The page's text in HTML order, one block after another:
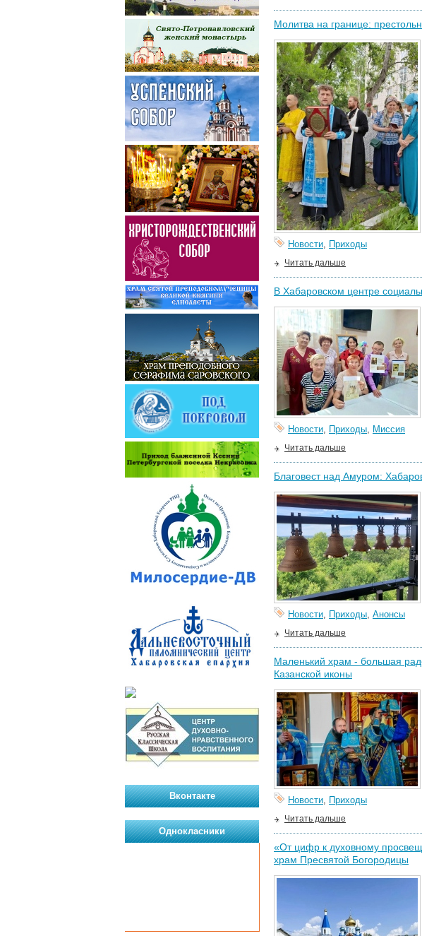
Молитва на границе:
Новости, Приходы
Читать дальше
В Хабаровском центре
Новости, Приходы, Миссия
Читать дальше
Благовест над Амуром:
Новости, Приходы, Анонсы
Читать дальше
Маленький храм - большая
Казанской иконы
Новости, Приходы
Читать дальше
«От цифр к духовному
храм Пресвятой Богородицы
Вконтакте
Однокласники